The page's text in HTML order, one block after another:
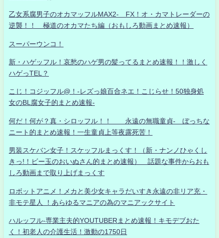
乙女系腐男子のオカマッフルMAX2- FX！オ・カマトレーダーの
逆襲！！ 極道のオカマたち編（おもしろ動画まとめ速報）
スーパーウンコ！
新・ハゲッフル！哀愁のハゲ男の髪ってるまとめ速報！！激しく
ハゲっTEL？
こじ！コジッフル@！-レズっ娘百合ネエ！こじらせ！50独身処
女のBL腐女子的まとめ速報-
何だ！何が？真・シロッフル！！ 永遠の無職童貞- ぼっちな
ニート的まとめ速報！一生童貞上等夜露死苦！
男装スケバン女子！スケッフルまっくす！（新・ナンノひゃくし
きっ!！ビー玉のおいぬさん的まとめ速報） 話題な事件からおも
しろ動画まで取り上げまっくす
ロボットアニメ！メカと美少女キャラだいすき永遠の非リア充・
非モテ星人 ！あらゆるマニアの為のマニアックサイト
ハルッフル-専業主夫的YOUTUBERまとめ速報！キモデブおた
く！初老人の介護生活！激動の1750日